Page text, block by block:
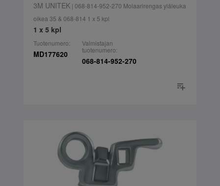
3M UNITEK| 068-814-952-270 Molaarirengas yläleuka
oikea 35 & 068-814 1 x 5 kpl
1 x 5 kpl
Tuotenumero:
MD177620
Valmistajan
tuotenumero:
068-814-952-270